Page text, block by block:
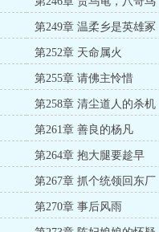
第249章 温柔乡是英雄冢
第252章 天命属火
第255章 请佛主怜惜
第258章 清尘道人的杀机
第261章 善良的杨凡
第264章 抱大腿要趁早
第267章 抓个统领回东厂
第270章 事后风雨